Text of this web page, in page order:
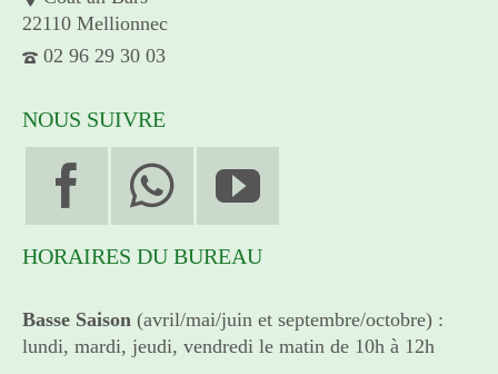
22110 Mellionnec
02 96 29 30 03
NOUS SUIVRE
HORAIRES DU BUREAU
Basse Saison (avril/mai/juin et septembre/octobre) :
lundi, mardi, jeudi, vendredi le matin de 10h à 12h